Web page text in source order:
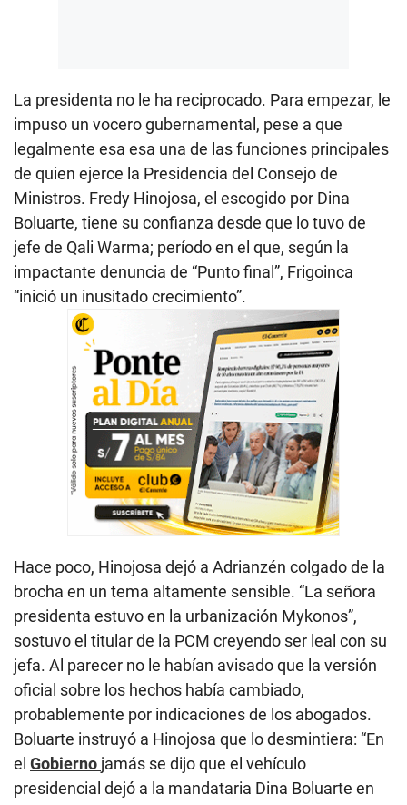
La presidenta no le ha reciprocado. Para empezar, le
impuso un vocero gubernamental, pese a que
legalmente esa esa una de las funciones principales
de quien ejerce la Presidencia del Consejo de
Ministros. Fredy Hinojosa, el escogido por Dina
Boluarte, tiene su confianza desde que lo tuvo de
jefe de Qali Warma; período en el que, según la
impactante denuncia de “Punto final”, Frigoinca
“inició un inusitado crecimiento”.
Hace poco, Hinojosa dejó a Adrianzén colgado de la
brocha en un tema altamente sensible. “La señora
presidenta estuvo en la urbanización Mykonos”,
sostuvo el titular de la PCM creyendo ser leal con su
jefa. Al parecer no le habían avisado que la versión
oficial sobre los hechos había cambiado,
probablemente por indicaciones de los abogados.
Boluarte instruyó a Hinojosa que lo desmintiera: “En
el Gobierno jamás se dijo que el vehículo
presidencial dejó a la mandataria Dina Boluarte en